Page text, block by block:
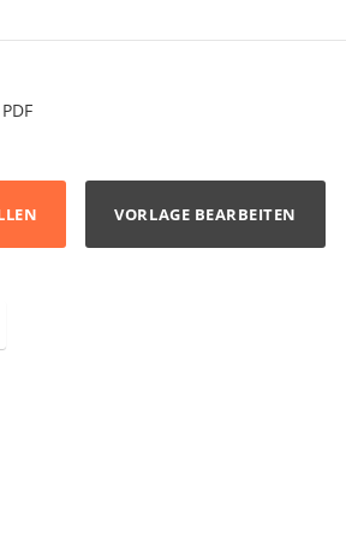
PDF
VORLAGE BEARBEITEN